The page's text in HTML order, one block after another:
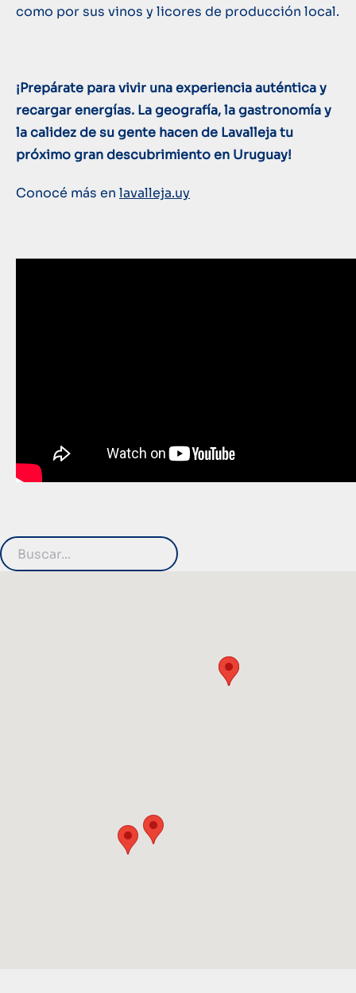
como por sus vinos y licores de producción local.
¡Prepárate para vivir una experiencia auténtica y
recargar energías. La geografía, la gastronomía y
la calidez de su gente hacen de Lavalleja tu
próximo gran descubrimiento en Uruguay!
Conocé más en lavalleja.uy